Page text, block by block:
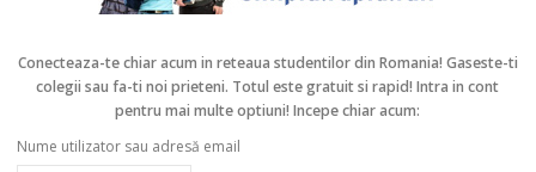
Conecteaza-te chiar acum in reteaua studentilor din Romania! Gaseste-ti
colegii sau fa-ti noi prieteni. Totul este gratuit si rapid! Intra in cont
pentru mai multe optiuni! Incepe chiar acum:
Nume utilizator sau adresă email